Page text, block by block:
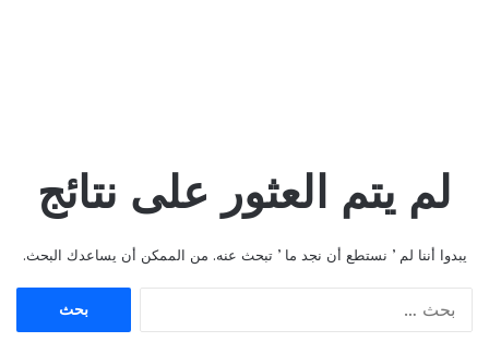
لم يتم العثور على نتائج
يبدوا أننا لم ’ نستطع أن نجد ما ’ تبحث عنه. من الممكن أن يساعدك البحث.